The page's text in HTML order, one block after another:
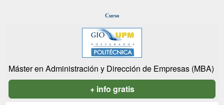
Curso
Máster en Administración y Dirección de Empresas (MBA)
+ info gratis